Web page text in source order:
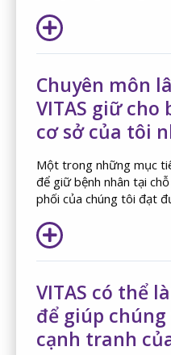
Chuyên môn
VITAS giữ
cơ sở của tôi
Một trong những mục
để giữ bệnh nhân tại
phối của chúng tôi đạt
VITAS có thể
để giúp
cạnh tranh